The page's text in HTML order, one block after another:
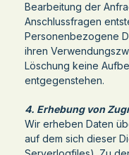
Bearbeitung der
Anschlussfragen
Personenbezogene
ihren
Löschung keine
entgegenstehen.
4. Erhebung von
Wir erheben Daten
auf dem sich dieser